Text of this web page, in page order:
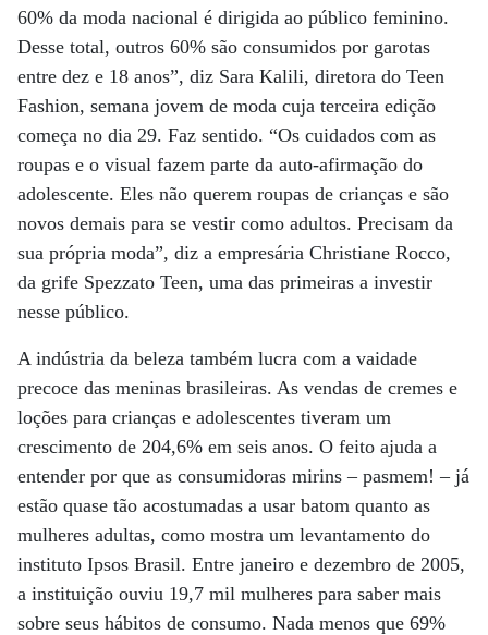
60% da moda nacional é dirigida ao público feminino.
Desse total, outros 60% são consumidos por garotas
entre dez e 18 anos”, diz Sara Kalili, diretora do Teen
Fashion, semana jovem de moda cuja terceira edição
começa no dia 29. Faz sentido. “Os cuidados com as
roupas e o visual fazem parte da auto-afirmação do
adolescente. Eles não querem roupas de crianças e são
novos demais para se vestir como adultos. Precisam da
sua própria moda”, diz a empresária Christiane Rocco,
da grife Spezzato Teen, uma das primeiras a investir
nesse público.
A indústria da beleza também lucra com a vaidade
precoce das meninas brasileiras. As vendas de cremes e
loções para crianças e adolescentes tiveram um
crescimento de 204,6% em seis anos. O feito ajuda a
entender por que as consumidoras mirins – pasmem! – já
estão quase tão acostumadas a usar batom quanto as
mulheres adultas, como mostra um levantamento do
instituto Ipsos Brasil. Entre janeiro e dezembro de 2005,
a instituição ouviu 19,7 mil mulheres para saber mais
sobre seus hábitos de consumo. Nada menos que 69%